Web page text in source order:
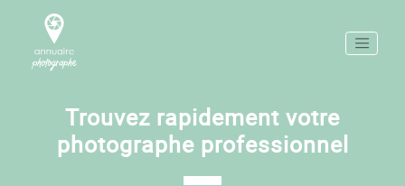
Trouvez rapidement votre
photographe professionnel